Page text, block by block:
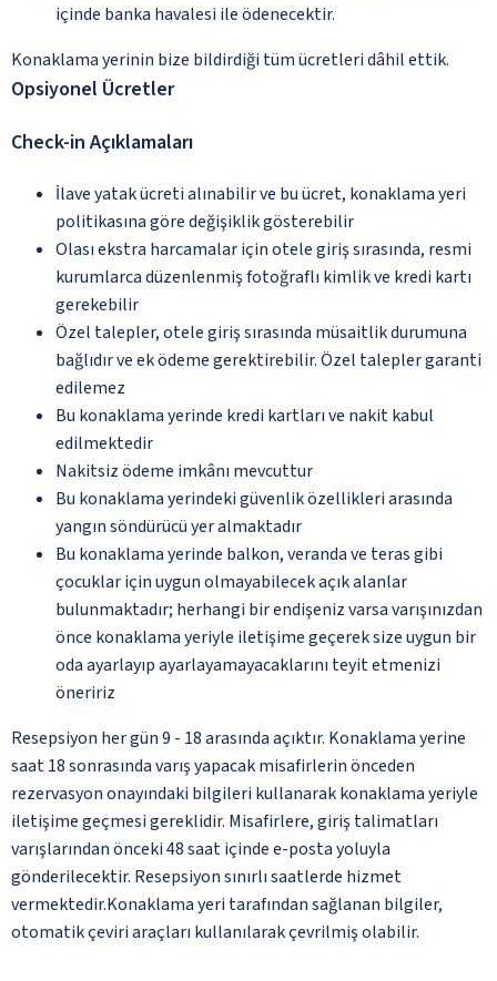
içinde banka havalesi ile ödenecektir.
Konaklama yerinin bize bildirdiği tüm ücretleri dâhil ettik.
Opsiyonel Ücretler
Check-in Açıklamaları
İlave yatak ücreti alınabilir ve bu ücret, konaklama yeri
politikasına göre değişiklik gösterebilir
Olası ekstra harcamalar için otele giriş sırasında, resmi
kurumlarca düzenlenmiş fotoğraflı kimlik ve kredi kartı
gerekebilir
Özel talepler, otele giriş sırasında müsaitlik durumuna
bağlıdır ve ek ödeme gerektirebilir. Özel talepler garanti
edilemez
Bu konaklama yerinde kredi kartları ve nakit kabul
edilmektedir
Nakitsiz ödeme imkânı mevcuttur
Bu konaklama yerindeki güvenlik özellikleri arasında
yangın söndürücü yer almaktadır
Bu konaklama yerinde balkon, veranda ve teras gibi
çocuklar için uygun olmayabilecek açık alanlar
bulunmaktadır; herhangi bir endişeniz varsa varışınızdan
önce konaklama yeriyle iletişime geçerek size uygun bir
oda ayarlayıp ayarlayamayacaklarını teyit etmenizi
öneririz
Resepsiyon her gün 9 - 18 arasında açıktır. Konaklama yerine
saat 18 sonrasında varış yapacak misafirlerin önceden
rezervasyon onayındaki bilgileri kullanarak konaklama yeriyle
iletişime geçmesi gereklidir. Misafirlere, giriş talimatları
varışlarından önceki 48 saat içinde e-posta yoluyla
gönderilecektir. Resepsiyon sınırlı saatlerde hizmet
vermektedir.Konaklama yeri tarafından sağlanan bilgiler,
otomatik çeviri araçları kullanılarak çevrilmiş olabilir.